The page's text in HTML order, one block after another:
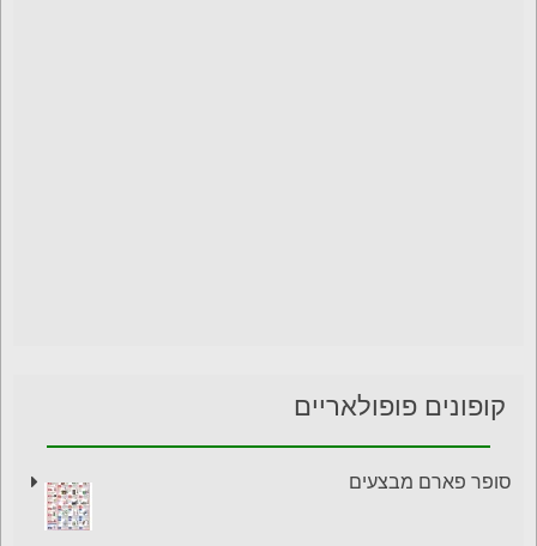
קופונים פופולאריים
סופר פארם מבצעים